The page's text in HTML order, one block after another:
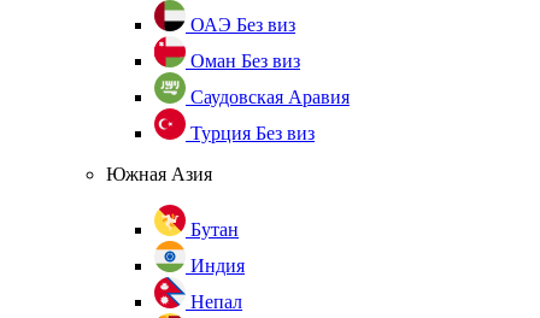
ОАЭ Без виз
Оман Без виз
Саудовская Аравия
Турция Без виз
Южная Азия
Бутан
Индия
Непал